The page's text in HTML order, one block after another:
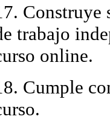
Construye
trabajo
online.
Cumple